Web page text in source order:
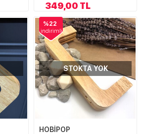
349,00 TL
%22
indirimli
STOKTA YOK
HOBİPOP